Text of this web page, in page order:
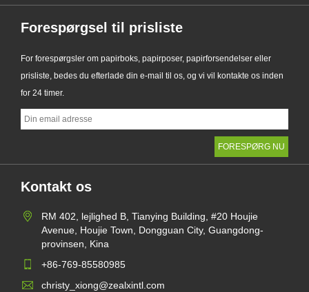
Forespørgsel til prisliste
For forespørgsler om papirboks, papirposer, papirforsendelser eller
prisliste, bedes du efterlade din e-mail til os, og vi vil kontakte os inden
for 24 timer.
Kontakt os
RM 402, lejlighed B, Tianying Building, #20 Houjie
Avenue, Houjie Town, Dongguan City, Guangdong-
provinsen, Kina
+86-769-85580985
christy_xiong@zealxintl.com